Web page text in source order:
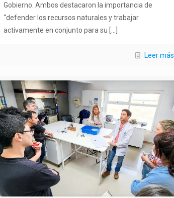
Gobierno. Ambos destacaron la importancia de
“defender los recursos naturales y trabajar
activamente en conjunto para su
Leer más